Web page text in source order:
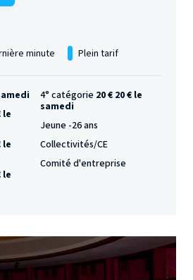
minute Plein tarif
le
le
le
4° catégorie 20 € 20 € le
samedi
Jeune -26 ans
Collectivités/CE
Comité d'entreprise